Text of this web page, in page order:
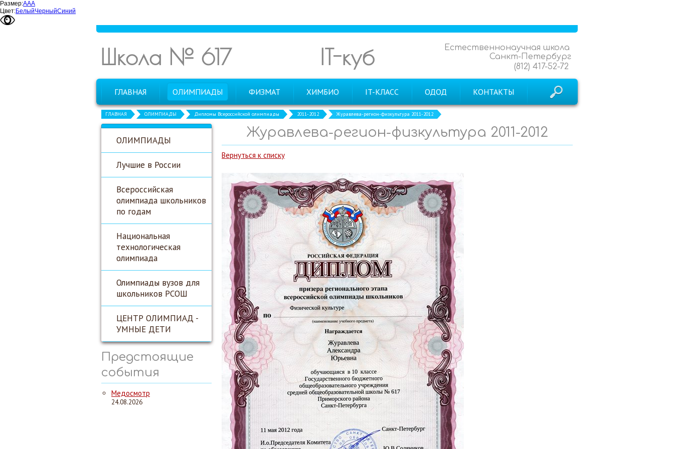
Размер:ААА
Цвет:БелыйЧерныйСиний
Школа № 617
Естественнонаучная школа
Санкт-Петербург
(812) 417-52-72
IT-куб
ГЛАВНАЯ ОЛИМПИАДЫ ФИЗМАТ ХИМБИО IT-КЛАСС ОДОД КОНТАКТЫ
ГЛАВНАЯ ОЛИМПИАДЫ Дипломы Всероссийской олимпиады 2011-2012 Журавлева-регион-физкультура 2011-2012
ОЛИМПИАДЫ
Лучшие в России
Всероссийская
олимпиада школьников
по годам
Национальная
технологическая
олимпиада
Олимпиады вузов для
школьников РСОШ
ЦЕНТР ОЛИМПИАД -
УМНЫЕ ДЕТИ
Предстоящие
события
Медосмотр
24.08.2026
Журавлева-регион-физкультура 2011-2012
Вернуться к списку